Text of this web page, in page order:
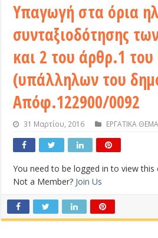
Υπαγωγή στα όρια
συνταξιοδότησης
και 2 του άρθρ.1
(υπάλληλων του
Απόφ.122900/0092
31 Μαρτίου, 2016 ΕΡΓΑΤΙΚΑ
You need to be logged in to view this
Not a Member? Join Us